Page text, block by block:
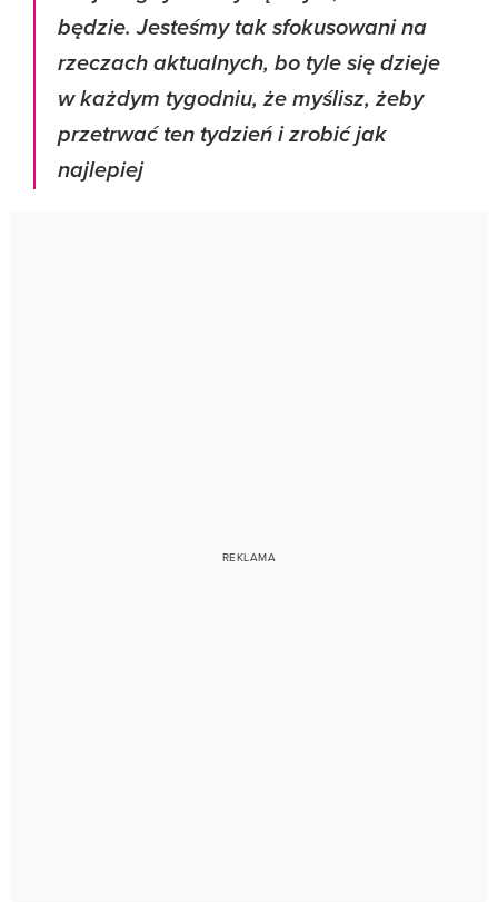
będzie. Jesteśmy tak sfokusowani na
rzeczach aktualnych, bo tyle się dzieje
w każdym tygodniu, że myślisz, żeby
przetrwać ten tydzień i zrobić jak
najlepiej